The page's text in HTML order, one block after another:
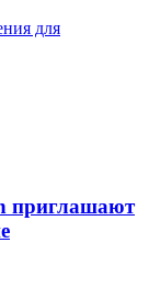
для
приглашают